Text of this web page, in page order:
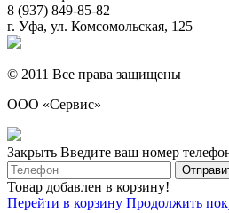
8 (937) 849-85-82
г. Уфа, ул. Комсомольская, 125
© 2011 Все права защищены
ООО «Сервис»
Закрыть Введите ваш номер
Товар добавлен в корзину!
Перейти в корзину Продолжить